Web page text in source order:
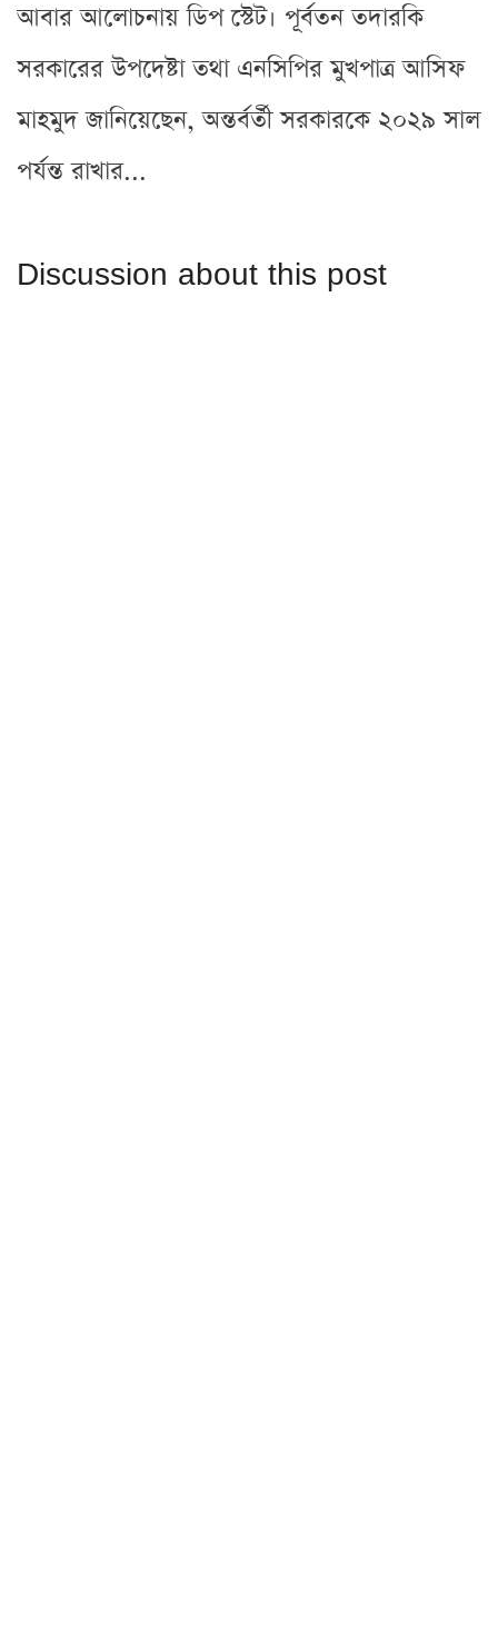
আবার আলোচনায় ডিপ স্টেট। পূর্বতন তদারকি
সরকারের উপদেষ্টা তথা এনসিপির মুখপাত্র আসিফ
মাহমুদ জানিয়েছেন, অন্তর্বর্তী সরকারকে ২০২৯ সাল
পর্যন্ত রাখার...
Discussion about this post